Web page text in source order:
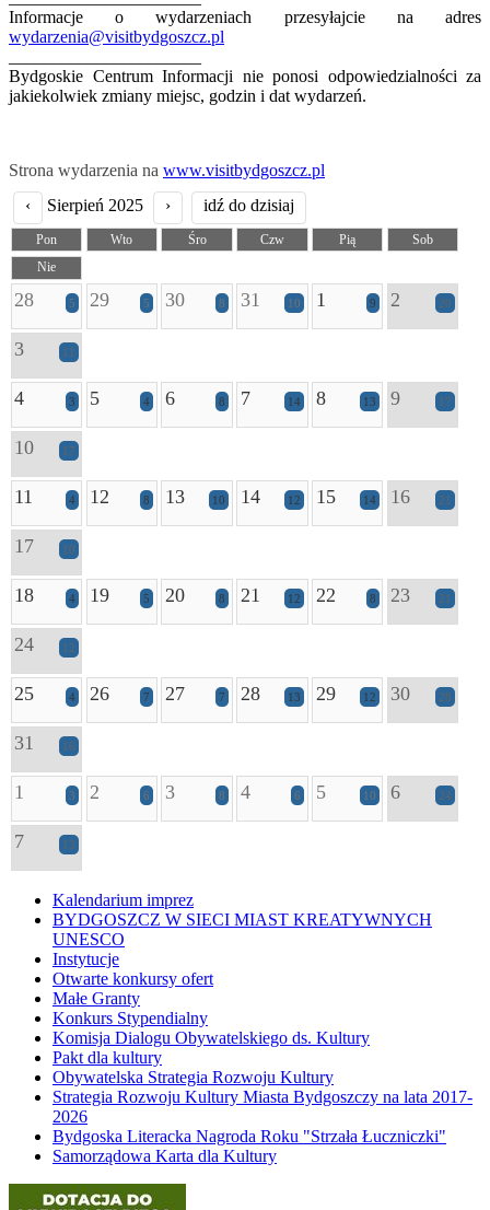
Informacje o wydarzeniach przesyłajcie na adres
wydarzenia@visitbydgoszcz.pl
Bydgoskie Centrum Informacji nie ponosi odpowiedzialności za
jakiekolwiek zmiany miejsc, godzin i dat wydarzeń.
Strona wydarzenia na www.visitbydgoszcz.pl
‹
Sierpień 2025 › idź do dzisiaj
Pon Wto Śro Czw Pią
Sob
Nie
28 5 29 5 30 8 31 10 1 9 2 20
3 11
4 3 5 4 6 8 7 14 8 13 9 17
10 17
11 4 12 8 13 10 14 12 15 14 16 21
17 10
18 4 19 5 20 8 21 12 22 8 23 21
24 12
25 4 26 7 27 7 28 13 29 12 30 28
31 16
1 3 2 6 3 8 4 6 5 10 6 24
7 13
Kalendarium imprez
BYDGOSZCZ W SIECI MIAST KREATYWNYCH
UNESCO
Instytucje
Otwarte konkursy ofert
Małe Granty
Konkurs Stypendialny
Komisja Dialogu Obywatelskiego ds. Kultury
Pakt dla kultury
Obywatelska Strategia Rozwoju Kultury
Strategia Rozwoju Kultury Miasta Bydgoszczy na lata 2017-
2026
Bydgoska Literacka Nagroda Roku "Strzała Łuczniczki"
Samorządowa Karta dla Kultury